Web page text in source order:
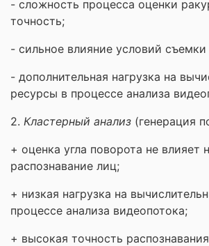
- сложность процесса оценки
точность;
- сильное влияние условий съемки
- дополнительная нагрузка на
ресурсы в процессе анализа
2. Кластерный анализ (генерация
+ оценка угла поворота не влияет
распознавание лиц;
+ низкая нагрузка на
процессе анализа видеопотока;
+ высокая точность